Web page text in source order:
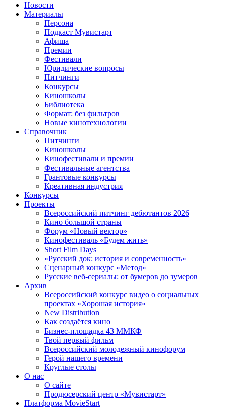
Новости
Материалы
Персона
Подкаст Мувистарт
Афиша
Премии
Фестивали
Юридические вопросы
Питчинги
Конкурсы
Киношколы
Библиотека
Формат: без фильтров
Новые кинотехнологии
Справочник
Питчинги
Киношколы
Кинофестивали и премии
Фестивальные агентства
Грантовые конкурсы
Креативная индустрия
Конкурсы
Проекты
Всероссийский питчинг дебютантов 2026
Кино большой страны
Форум «Новый вектор»
Кинофестиваль «Будем жить»
Short Film Days
«Русский док: история и современность»
Сценарный конкурс «Метод»
Русские веб-сериалы: от бумеров до зумеров
Архив
Всероссийский конкурс видео о социальных
проектах «Хорошая история»
New Distribution
Как создаётся кино
Бизнес-площадка 43 ММКФ
Твой первый фильм
Всероссийский молодежный кинофорум
Герой нашего времени
Круглые столы
О нас
О сайте
Продюсерский центр «Мувистарт»
Платформа MovieStart